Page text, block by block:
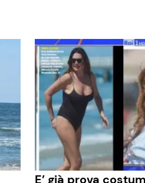
Dolci
Le
Primi
E’ già prova